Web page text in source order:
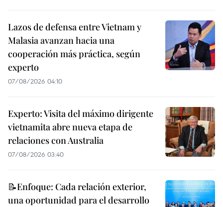
Lazos de defensa entre Vietnam y
Malasia avanzan hacia una
cooperación más práctica, según
experto
07/08/2026 04:10
Experto: Visita del máximo dirigente
vietnamita abre nueva etapa de
relaciones con Australia
07/08/2026 03:40
📝Enfoque: Cada relación exterior,
una oportunidad para el desarrollo